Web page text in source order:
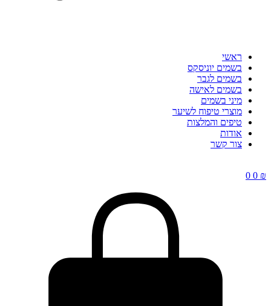
ראשי
בשמים יוניסקס
בשמים לגבר
בשמים לאישה
מיני בשמים
מוצרי טיפוח לשיער
טיפים והמלצות
אודות
צור קשר
0 ₪
0